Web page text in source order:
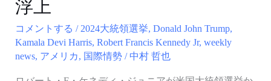
浮上
コメントする / 2024大統領選挙, Donald John Trump,
Kamala Devi Harris, Robert Francis Kennedy Jr, weekly
news, アメリカ, 国際情勢/ 中村 哲也
国
統